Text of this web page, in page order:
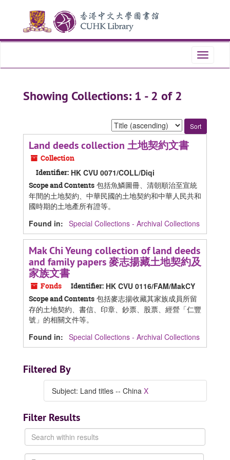
content
Toggle
Showing Collections: 1 - 2 of 2
Sort
by:
Land deeds collection 土地契約文書
Collection
Identifier: HK CVU 0071/COLL/Diqi
Scope and Contents 包括魚鱗圖冊、清朝順治至宣統
年間的土地契約、中華民國的土地契約和中華人民共和
國時期的土地產所有證等。
Found in: Special Collections - Archival Collections
Mak Chi Yeung collection of land deeds
and family papers 麥志揚藏土地契約及
家族文書
Fonds Identifier: HK CVU 0116/FAM/MakCY
Scope and Contents 包括麥志揚收藏其家族成員所留
存的土地契約、書信、印章、鈔票、股票、經營「仁豐
號」的相關文件等。
Found in: Special Collections - Archival Collections
Filtered By
Subject: Land titles -- China X
Filter Results
Search
within
results
From